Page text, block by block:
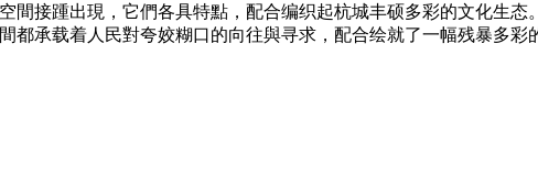
間接踵出現，它們各具特點，配合编织起杭城丰硕多彩的文化生
都承载着人民對夸姣糊口的向往與寻求，配合绘就了一幅残暴多彩